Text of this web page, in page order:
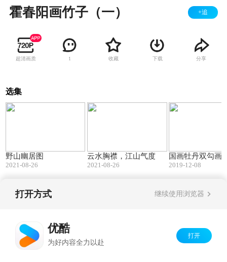
霍春阳画竹子（一） +追
超清画质 1 收藏 下载 分享
选集
野山幽居图
2021-08-26
云水胸襟，江山气度
2021-08-26
国画牡丹双勾画
2019-12-08
打开方式 继续使用浏览器
优酷
为好内容全力以赴
打开